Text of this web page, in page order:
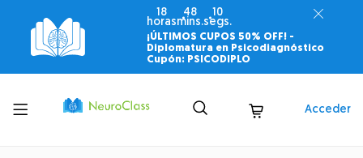
18
horas
48
mins.
09
segs.
¡ÚLTIMOS CUPOS 50% OFF! -
Diplomatura en Psicodiagnóstico
Cupón: PSICODIPLO
Toggle
menu
Acceder